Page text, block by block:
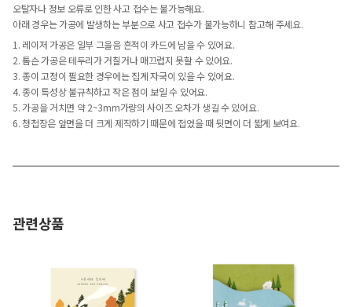
오탈자나 정보 오류로 인한 사고 접수는 불가능해요.
아래 경우는 가공에 발생하는 부분으로 사고 접수가 불가능하니 참고해 주세요.
1. 레이저 가공은 일부 그을음 흔적이 카드에 남을 수 있어요.
2. 톰슨 가공은 테두리가 거칠거나 매끄럽지 못할 수 있어요.
3. 종이 고정이 필요한 경우에는 집게 자국이 있을 수 있어요.
4. 종이 특성상 불규칙하고 작은 점이 보일 수 있어요.
5. 가공을 거치면 약 2~3mm가량의 사이즈 오차가 생길 수 있어요.
6. 청첩장은 앞면을 더 크게 제작하기 때문에 접었을 때 뒷면이 더 짧게 보여요.
관련상품